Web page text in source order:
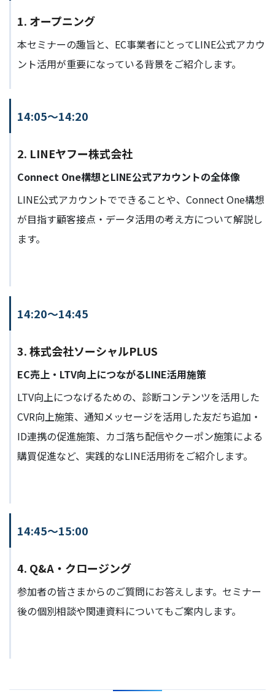
1. オープニング
本セミナーの趣旨と、EC事業者にとってLINE公式アカウ
ント活用が重要になっている背景をご紹介します。
14:05〜14:20
2. LINEヤフー株式会社
Connect One構想とLINE公式アカウントの全体像
LINE公式アカウントでできることや、Connect One構想
が目指す顧客接点・データ活用の考え方について解説し
ます。
14:20〜14:45
3. 株式会社ソーシャルPLUS
EC売上・LTV向上につながるLINE活用施策
LTV向上につなげるための、診断コンテンツを活用した
CVR向上施策、通知メッセージを活用した友だち追加・
ID連携の促進施策、カゴ落ち配信やクーポン施策による
購買促進など、実践的なLINE活用術をご紹介します。
14:45〜15:00
4. Q&A・クロージング
参加者の皆さまからのご質問にお答えします。セミナー
後の個別相談や関連資料についてもご案内します。